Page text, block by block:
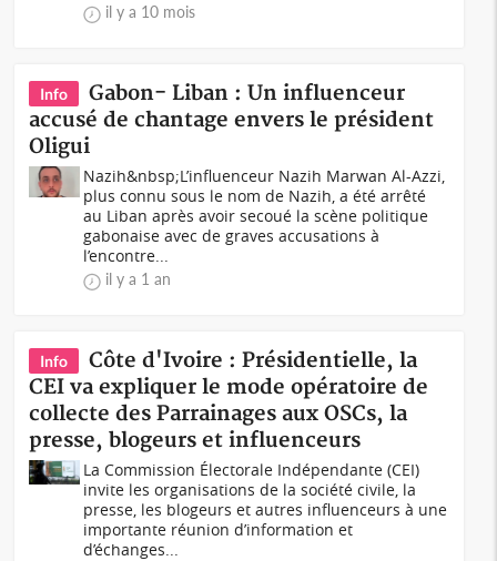
il y a 10 mois
Info
Gabon- Liban : Un influenceur
accusé de chantage envers le président
Oligui
Nazih&nbsp;L’influenceur Nazih Marwan Al-Azzi,
plus connu sous le nom de Nazih, a été arrêté
au Liban après avoir secoué la scène politique
gabonaise avec de graves accusations à
l’encontre...
il y a 1 an
Info
Côte d'Ivoire : Présidentielle, la
CEI va expliquer le mode opératoire de
collecte des Parrainages aux OSCs, la
presse, blogeurs et influenceurs
La Commission Électorale Indépendante (CEI)
invite les organisations de la société civile, la
presse, les blogeurs et autres influenceurs à une
importante réunion d’information et
d’échanges...